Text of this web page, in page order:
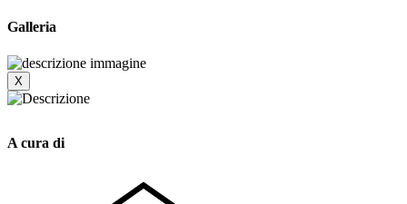
Galleria
X
A cura di